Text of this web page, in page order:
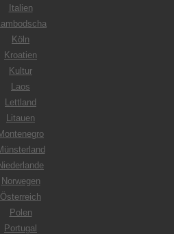
Italien
Köln
Kroatien
Kultur
Laos
Lettland
Litauen
Norwegen
Österreich
Polen
Portugal